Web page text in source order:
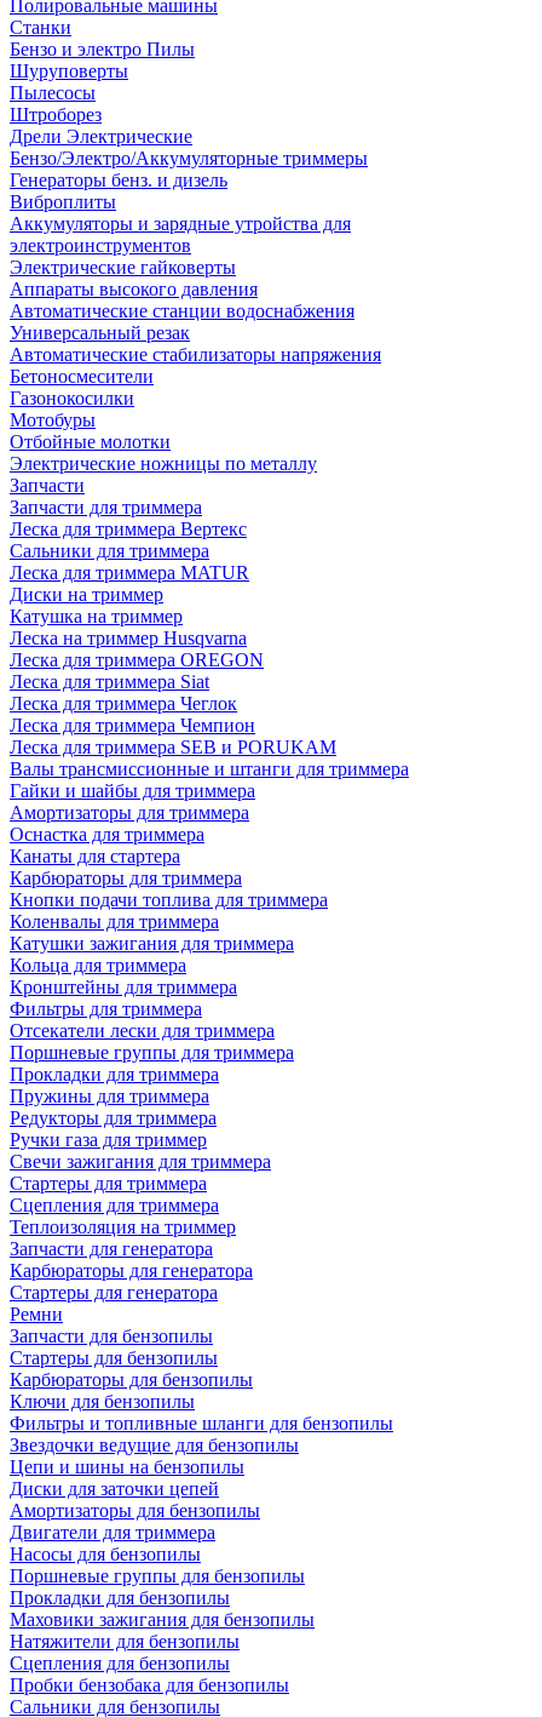
Полировальные машины
Станки
Бензо и электро Пилы
Шуруповерты
Пылесосы
Штроборез
Дрели Электрические
Бензо/Электро/Аккумуляторные триммеры
Генераторы бенз. и дизель
Виброплиты
Аккумуляторы и зарядные утройства для
электроинструментов
Электрические гайковерты
Аппараты высокого давления
Автоматические станции водоснабжения
Универсальный резак
Автоматические стабилизаторы напряжения
Бетоносмесители
Газонокосилки
Мотобуры
Отбойные молотки
Электрические ножницы по металлу
Запчасти
Запчасти для триммера
Леска для триммера Вертекс
Сальники для триммера
Леска для триммера MATUR
Диски на триммер
Катушка на триммер
Леска на триммер Husqvarna
Леска для триммера OREGON
Леска для триммера Siat
Леска для триммера Чеглок
Леска для триммера Чемпион
Леска для триммера SEB и PORUKAM
Валы трансмиссионные и штанги для триммера
Гайки и шайбы для триммера
Амортизаторы для триммера
Оснастка для триммера
Канаты для стартера
Карбюраторы для триммера
Кнопки подачи топлива для триммера
Коленвалы для триммера
Катушки зажигания для триммера
Кольца для триммера
Кронштейны для триммера
Фильтры для триммера
Отсекатели лески для триммера
Поршневые группы для триммера
Прокладки для триммера
Пружины для триммера
Редукторы для триммера
Ручки газа для триммер
Свечи зажигания для триммера
Стартеры для триммера
Сцепления для триммера
Теплоизоляция на триммер
Запчасти для генератора
Карбюраторы для генератора
Стартеры для генератора
Ремни
Запчасти для бензопилы
Стартеры для бензопилы
Карбюраторы для бензопилы
Ключи для бензопилы
Фильтры и топливные шланги для бензопилы
Звездочки ведущие для бензопилы
Цепи и шины на бензопилы
Диски для заточки цепей
Амортизаторы для бензопилы
Двигатели для триммера
Насосы для бензопилы
Поршневые группы для бензопилы
Прокладки для бензопилы
Маховики зажигания для бензопилы
Натяжители для бензопилы
Сцепления для бензопилы
Пробки бензобака для бензопилы
Сальники для бензопилы